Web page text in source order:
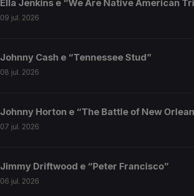
Ella Jenkins e “We Are Native American
09 jul. 2026
Johnny Cash e “Tennessee Stud”
08 jul. 2026
Johnny Horton e “The Battle of New
07 jul. 2026
Jimmy Driftwood e “Peter Francisco”
06 jul. 2026